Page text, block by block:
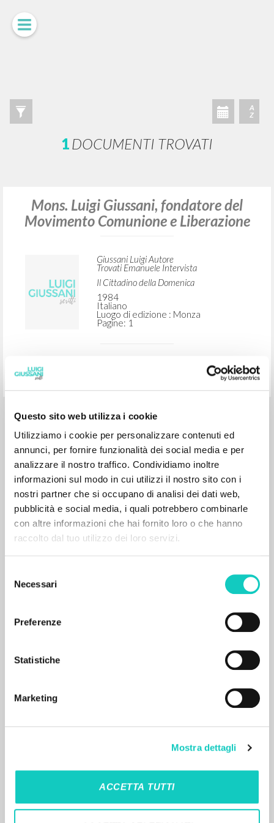
Questo sito web utilizza i cookie
Utilizziamo i cookie per personalizzare contenuti ed
annunci, per fornire funzionalità dei social media e per
analizzare il nostro traffico. Condividiamo inoltre
informazioni sul modo in cui utilizzi il nostro sito con i
nostri partner che si occupano di analisi dei dati web,
pubblicità e social media, i quali potrebbero combinarle
con altre informazioni che hai fornito loro o che hanno
raccolto dal tuo utilizzo dei loro servizi.
delNecessari
Preferenze
Statistiche
Marketing
Mostra dettagli
ACCETTA TUTTI
GIUSSANI
scritti
RICERCA AVANZATA »
DOCUMENTI TROVATI
Mons. Luigi Giussani, fondatore del
Movimento Comunione e Liberazione
Giussani Luigi Autore
Trovati Emanuele Intervista
Il Cittadino della Domenica
1984
Italiano
Luogo di edizione : Monza
IL PROGETTO
Il portale raccoglie e rende accessibili gli scritti